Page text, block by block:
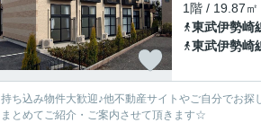
1階 / 19.87
東武伊勢崎
東武伊勢崎
持ち込み物件大歓迎♪他不動産サイトやご自分でお探
まとめてご紹介・ご案内させて頂きます☆